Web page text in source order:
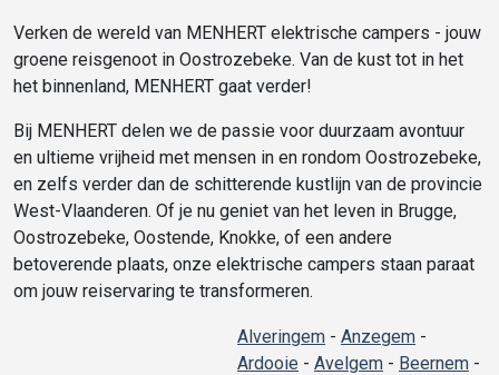
Verken de wereld van MENHERT elektrische campers - jouw
groene reisgenoot in Oostrozebeke. Van de kust tot in het
het binnenland, MENHERT gaat verder!
Bij MENHERT delen we de passie voor duurzaam avontuur
en ultieme vrijheid met mensen in en rondom Oostrozebeke,
en zelfs verder dan de schitterende kustlijn van de provincie
West-Vlaanderen. Of je nu geniet van het leven in Brugge,
Oostrozebeke, Oostende, Knokke, of een andere
betoverende plaats, onze elektrische campers staan paraat
om jouw reiservaring te transformeren.
Alveringem - Anzegem -
Ardooie - Avelgem - Beernem -